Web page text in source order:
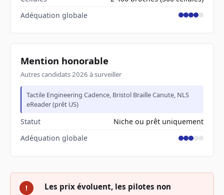
Adéquation globale
Mention honorable
Autres candidats 2026 à surveiller
Tactile Engineering Cadence, Bristol Braille Canute, NLS
eReader (prêt US)
Statut
Niche ou prêt uniquement
Adéquation globale
! Les prix évoluent, les pilotes non